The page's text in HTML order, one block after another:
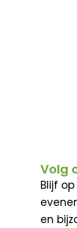
Volg
Blijf
en